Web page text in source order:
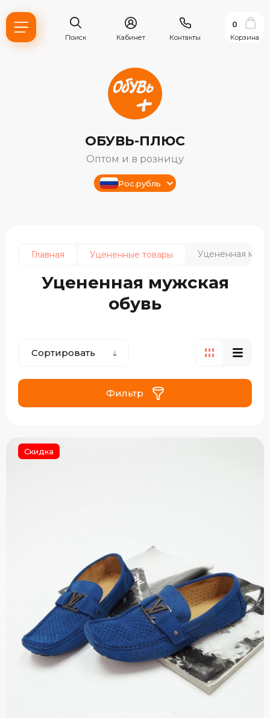
Поиск Кабинет Контакты
0
Корзина
ОБУВЬ-ПЛЮС
Оптом и в розницу
Рос.рубль
Главная Уцененные товары Уцененная
Уцененная мужская
обувь
Фильтр
Сортировать
Скидка